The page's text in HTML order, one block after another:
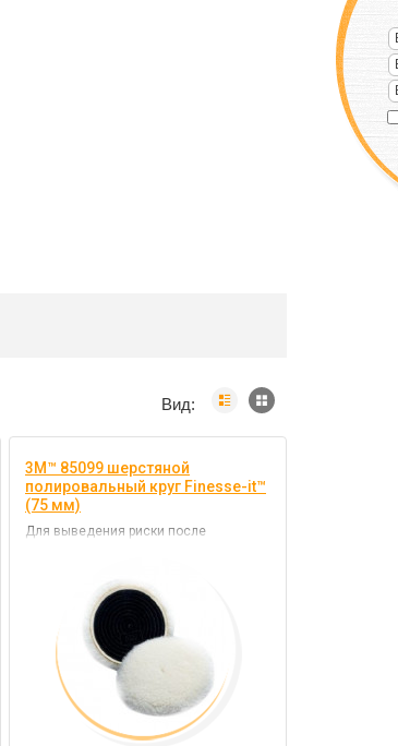
Вид:
3M™ 85099 шерстяной
полировальный круг Finesse-it™
(75 мм)
Для выведения риски после